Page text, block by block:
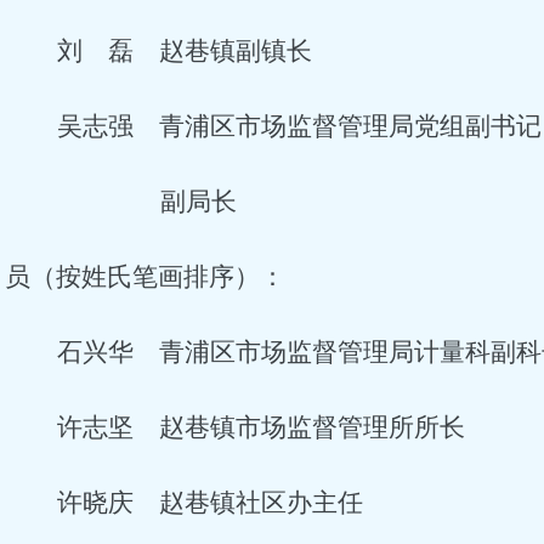
刘 磊 赵巷镇副镇长
吴志强 青浦区市场监督管理局党组副书
副局长
（按姓氏笔画排序）：
石兴华 青浦区市场监督管理局计量科副
许志坚 赵巷镇市场监督管理所所长
许晓庆 赵巷镇社区办主任